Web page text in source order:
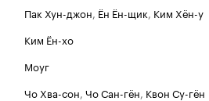
Пак Хун-джон, Ён Ён-щик, Ким Хён-у
Ким Ён-хо
Моуг
Чо Хва-сон, Чо Сан-гён, Квон Су-гён